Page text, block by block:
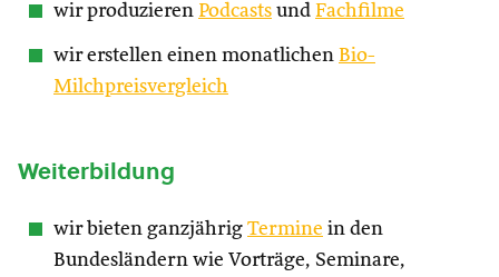
wir produzieren Podcasts und Fachfilme
wir erstellen einen monatlichen Bio-
Milchpreisvergleich
Weiterbildung
wir bieten ganzjährig Termine in den
Bundesländern wie Vorträge, Seminare,